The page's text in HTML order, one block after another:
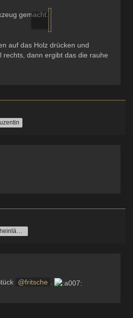
gemacht.
auf das Holz drücken und
rechts, dann ergibt das die rauhe
norddeutscher Rheinländer
fritsche .